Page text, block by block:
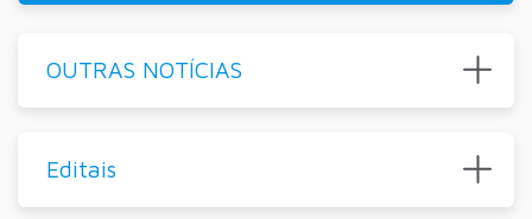
OUTRAS NOTÍCIAS
Editais